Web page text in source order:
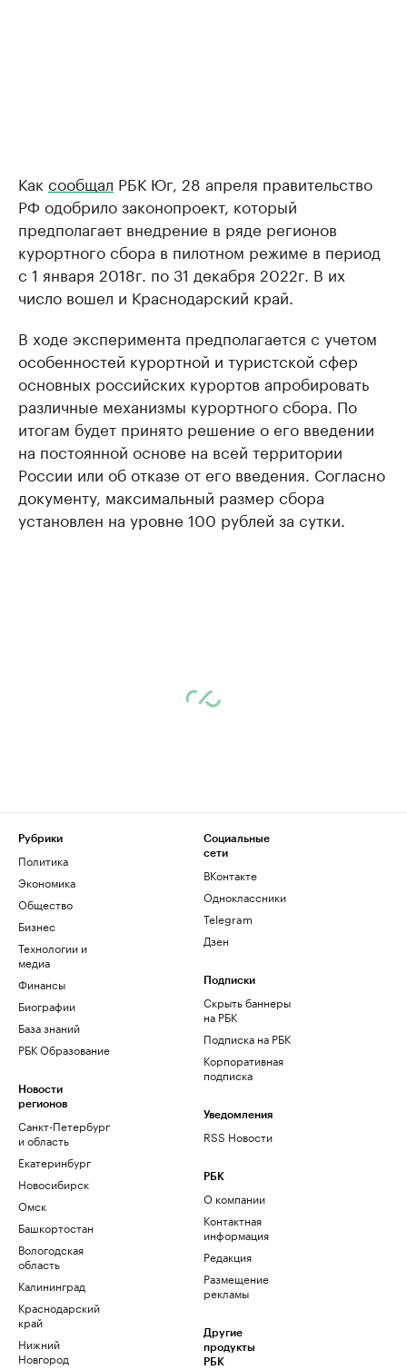
Как сообщал РБК Юг, 28 апреля правительство
РФ одобрило законопроект, который
предполагает внедрение в ряде регионов
курортного сбора в пилотном режиме в период
с 1 января 2018г. по 31 декабря 2022г. В их
число вошел и Краснодарский край.
В ходе эксперимента предполагается с учетом
особенностей курортной и туристской сфер
основных российских курортов апробировать
различные механизмы курортного сбора. По
итогам будет принято решение о его введении
на постоянной основе на всей территории
России или об отказе от его введения. Согласно
документу, максимальный размер сбора
установлен на уровне 100 рублей за сутки.
Рубрики
Политика
Экономика
Общество
Бизнес
Технологии и
медиа
Финансы
Биографии
База знаний
РБК Образование
Новости
регионов
Санкт-Петербург
и область
Екатеринбург
Новосибирск
Омск
Башкортостан
Вологодская
область
Калининград
Краснодарский
край
Нижний
Новгород
Социальные
сети
ВКонтакте
Одноклассники
Telegram
Дзен
Подписки
Скрыть баннеры
на РБК
Подписка на РБК
Корпоративная
подписка
Уведомления
RSS Новости
РБК
О компании
Контактная
информация
Редакция
Размещение
рекламы
Другие
продукты
РБК